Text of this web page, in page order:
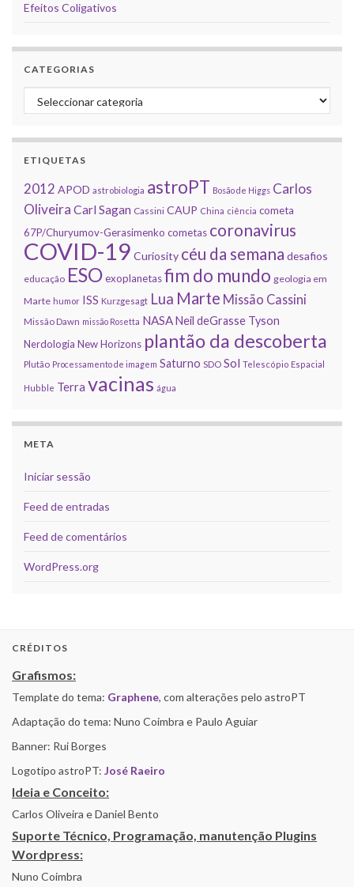
Efeitos Coligativos
CATEGORIAS
Categorias
ETIQUETAS
2012 APOD astrobiologia astroPT Bosão de Higgs Carlos
Oliveira Carl Sagan Cassini CAUP China ciência cometa
67P/Churyumov-Gerasimenko cometas coronavirus
COVID-19 Curiosity céu da semana desafios
educação ESOexoplanetasfim do mundo geologia em
Marte humor ISS Kurzgesagt Lua Marte Missão Cassini
Missão Dawn missão Rosetta NASANeil deGrasse Tyson
Nerdologia New Horizons plantão da descoberta
Plutão Processamento de imagem Saturno SDO Sol Telescópio Espacial
Hubble Terra vacinas água
META
Iniciar sessão
Feed de entradas
Feed de comentários
WordPress.org
CRÉDITOS
Grafismos:
Template do tema: Graphene, com alterações pelo astroPT
Adaptação do tema: Nuno Coimbra e Paulo Aguiar
Banner: Rui Borges
Logotipo astroPT: José Raeiro
Ideia e Conceito:
Carlos Oliveira e Daniel Bento
Suporte Técnico, Programação, manutenção Plugins
Wordpress:
Nuno Coimbra